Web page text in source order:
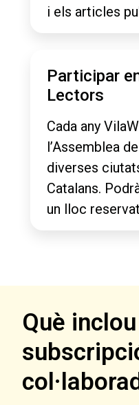
i els articles
Participar
Lectors
Cada any
l’Assemblea
diverses
Catalans.
un lloc
Què